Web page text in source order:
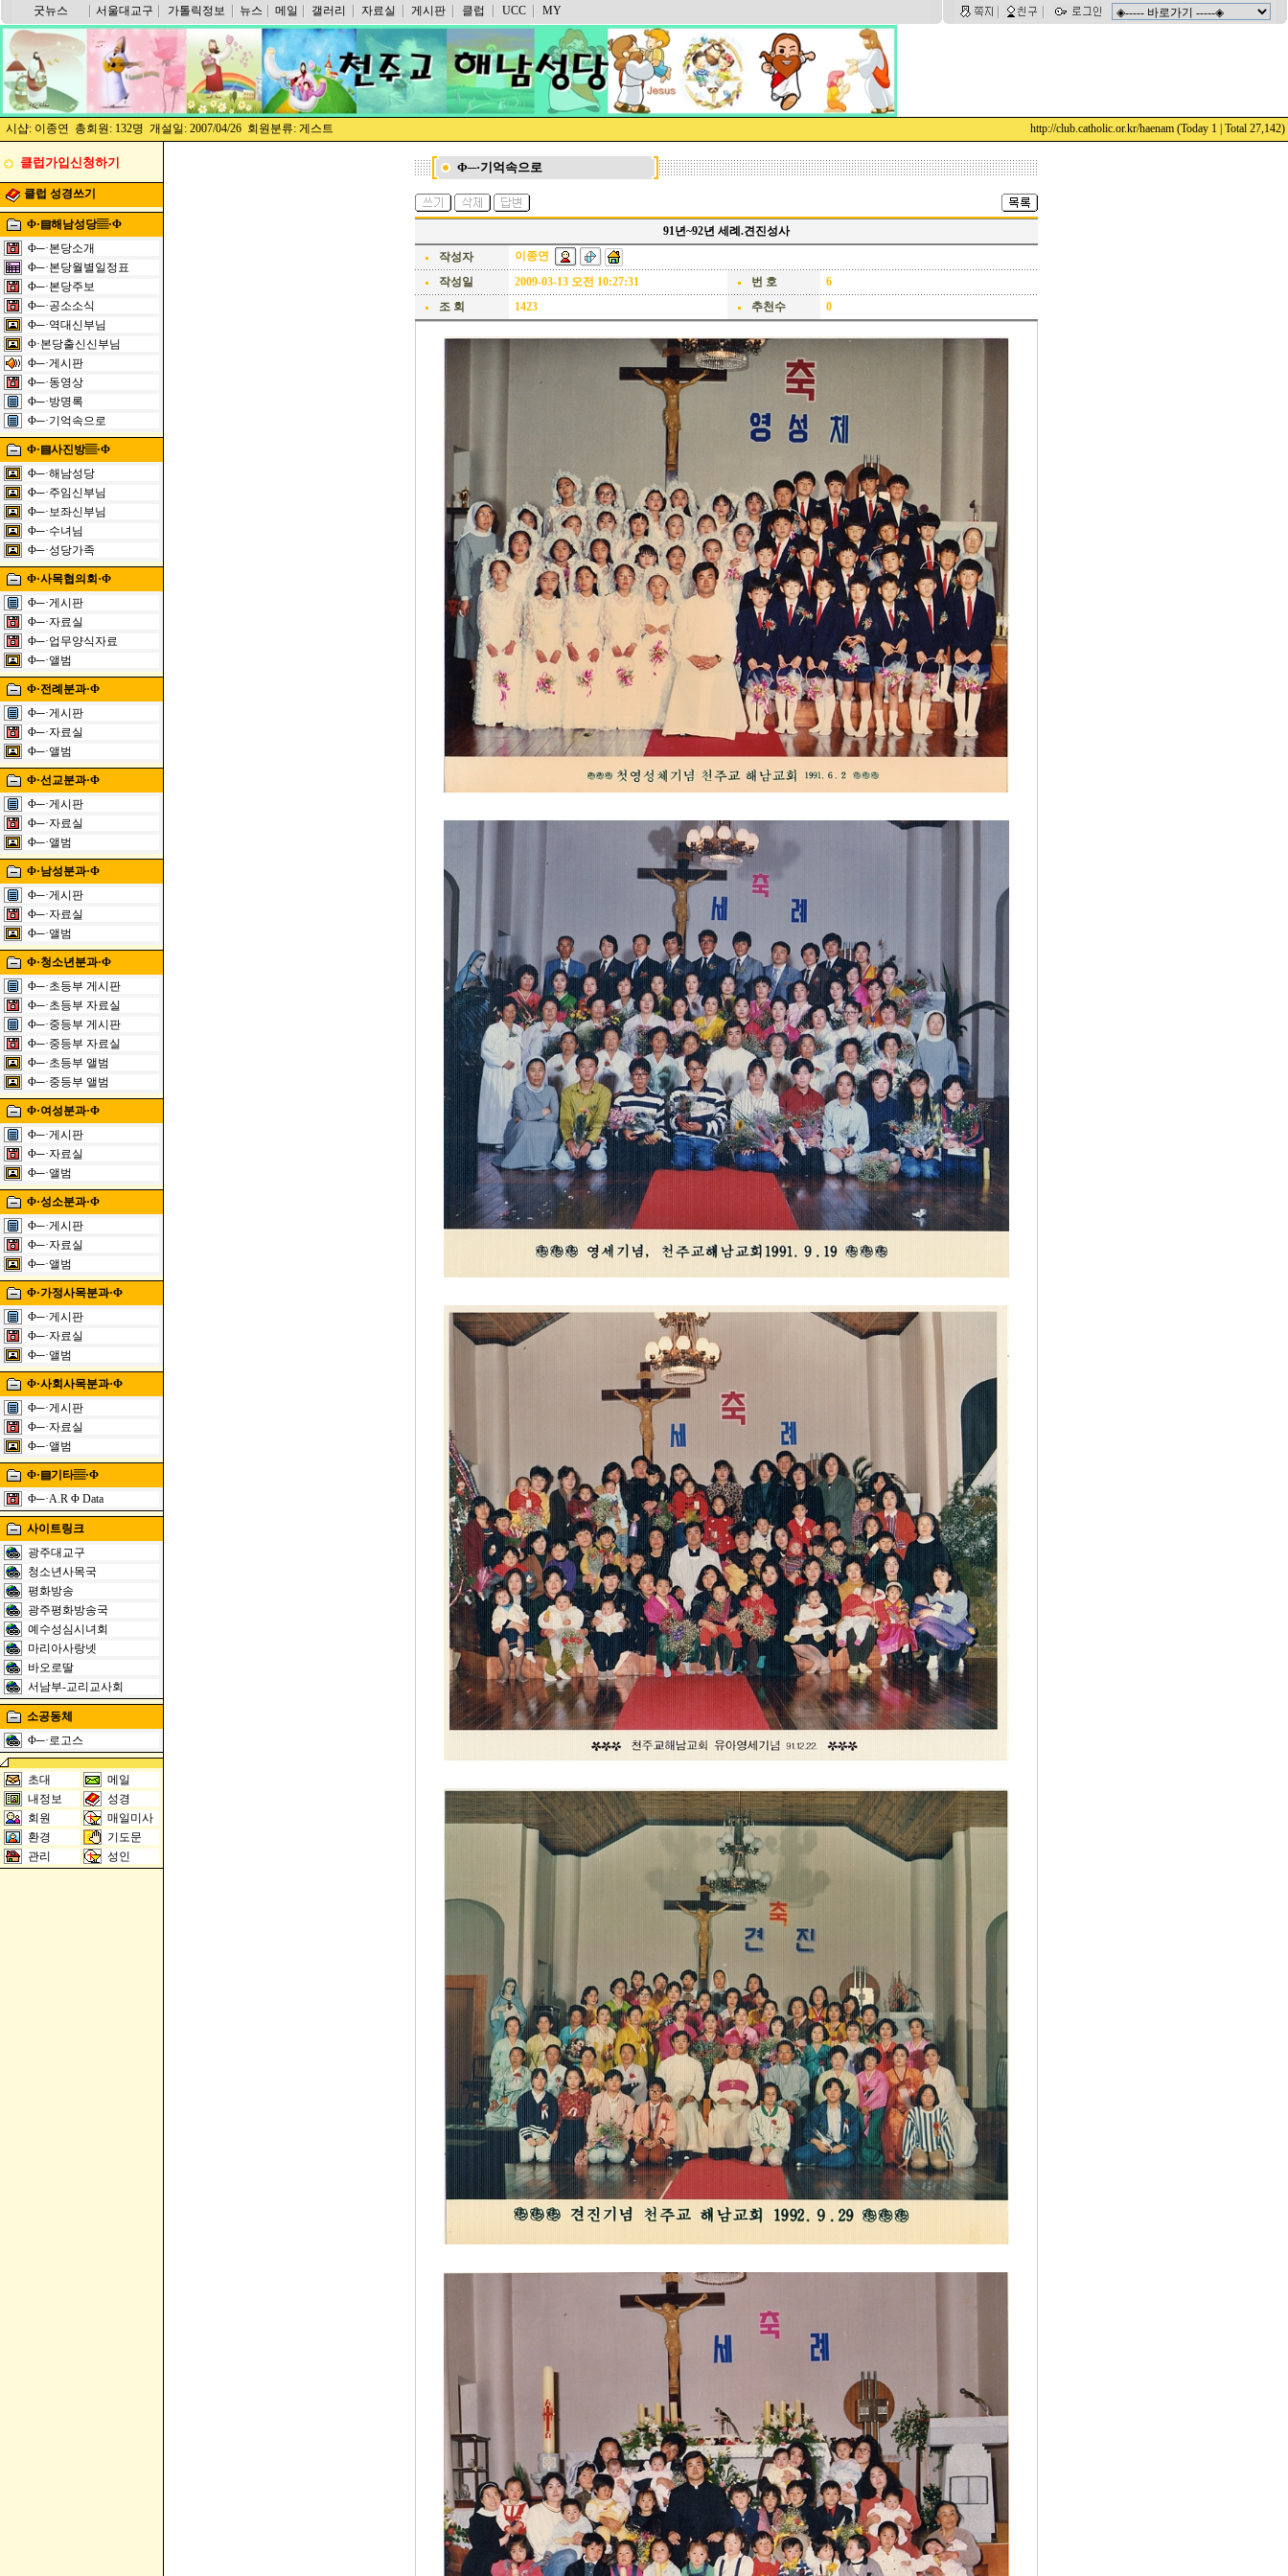
굿뉴스 서울대교구 가톨릭정보 뉴스 메일 갤러리 자료실 게시판 클럽 UCC MY
시샵: 이종연 총회원: 132명 개설일: 2007/04/26 회원분류: 게스트 http://club.catholic.or.kr/haenam (Today 1 | Total 27,142)
클럽가입신청하기
클럽 성경쓰기
Φ·▤해남성당▤·Φ
Φ─·본당소개
Φ─·본당월별일정표
Φ─·본당주보
Φ─·공소소식
Φ─·역대신부님
Φ·본당출신신부님
Φ─·게시판
Φ─·동영상
Φ─·방명록
Φ─·기억속으로
Φ·▤사진방▤·Φ
Φ─·해남성당
Φ─·주임신부님
Φ─·보좌신부님
Φ─·수녀님
Φ─·성당가족
Φ·사목협의회·Φ
Φ─·게시판
Φ─·자료실
Φ─·업무양식자료
Φ─·앨범
Φ·전례분과·Φ
Φ─·게시판
Φ─·자료실
Φ─·앨범
Φ·선교분과·Φ
Φ─·게시판
Φ─·자료실
Φ─·앨범
Φ·남성분과·Φ
Φ─·게시판
Φ─·자료실
Φ─·앨범
Φ·청소년분과·Φ
Φ─·초등부 게시판
Φ─·초등부 자료실
Φ─·중등부 게시판
Φ─·중등부 자료실
Φ─·초등부 앨범
Φ─·중등부 앨범
Φ·여성분과·Φ
Φ─·게시판
Φ─·자료실
Φ─·앨범
Φ·성소분과·Φ
Φ─·게시판
Φ─·자료실
Φ─·앨범
Φ·가정사목분과·Φ
Φ─·게시판
Φ─·자료실
Φ─·앨범
Φ·사회사목분과·Φ
Φ─·게시판
Φ─·자료실
Φ─·앨범
Φ·▤기타▤·Φ
Φ─·A.R Φ Data
사이트링크
광주대교구
청소년사목국
평화방송
광주평화방송국
예수성심시녀회
마리아사랑넷
바오로딸
서남부-교리교사회
소공동체
Φ─·로고스
초대
메일
내정보
성경
회원
매일미사
환경
기도문
관리
성인
Φ─·기억속으로
91년~92년 세례.견진성사
작성자
이종연
작성일
2009-03-13 오전 10:27:31 번 호
6
조 회
1423 추천수 0